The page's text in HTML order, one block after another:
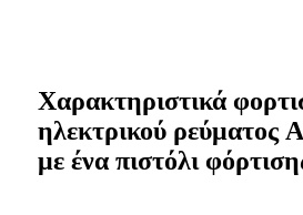
Χαρακτηριστικά
ηλεκτρικού ρεύματος
με ένα πιστόλι